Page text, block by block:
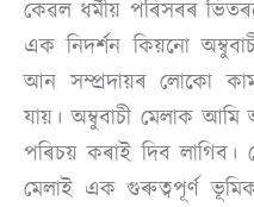
কেৱল ধৰ্মীয় পৰিসৰৰ
এক নিদৰ্শন কিয়নো
আন সম্প্ৰদায়ৰ লোকো
যায়। অম্বুবাচী মেলাক আমি
পৰিচয় কৰাই দিব লাগিব।
মেলাই এক গুৰুত্বপূৰ্ণ